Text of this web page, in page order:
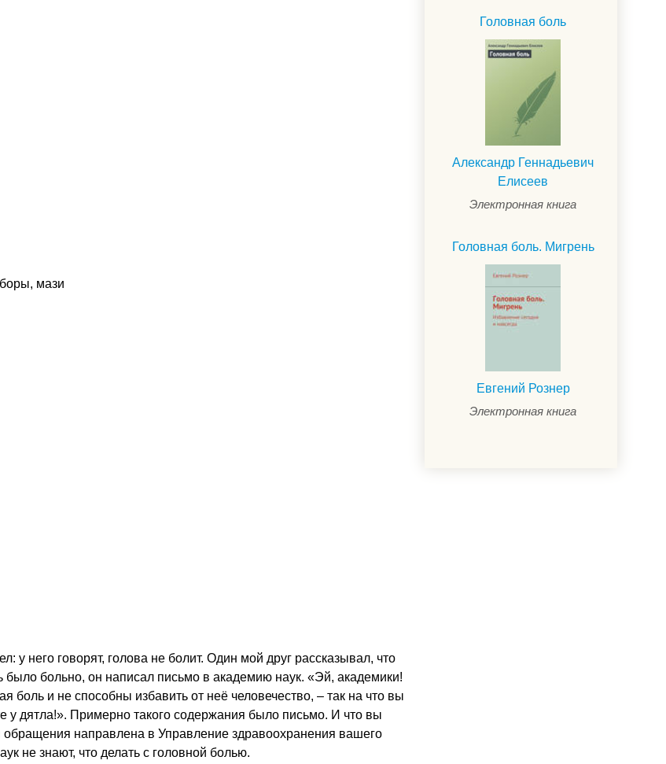
мази
у него говорят, голова не болит. Один мой друг рассказывал, что
было больно, он написал письмо в академию наук. «Эй, академики!
боль и не способны избавить от неё человечество, – так на что вы
у дятла!». Примерно такого содержания было письмо. И что вы
направлена в Управление здравоохранения вашего
не знают, что делать с головной болью.
Головная боль
Александр Геннадьевич
Елисеев
Электронная книга
Головная боль. Мигрень
Евгений Рознер
Электронная книга